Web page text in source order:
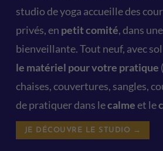
studio de yoga accueille des
privés, en petit comité, dans
bienveillante. Tout neuf, avec
le matériel pour votre pratique
chaises, couvertures, sangles,
de pratiquer dans lecalmeet le
JE DÉCOUVRE LE STUDIO →